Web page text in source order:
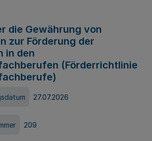
die Gewährung von
zur Förderung der
in den
(Förderrichtlinie
27.07.2026
209